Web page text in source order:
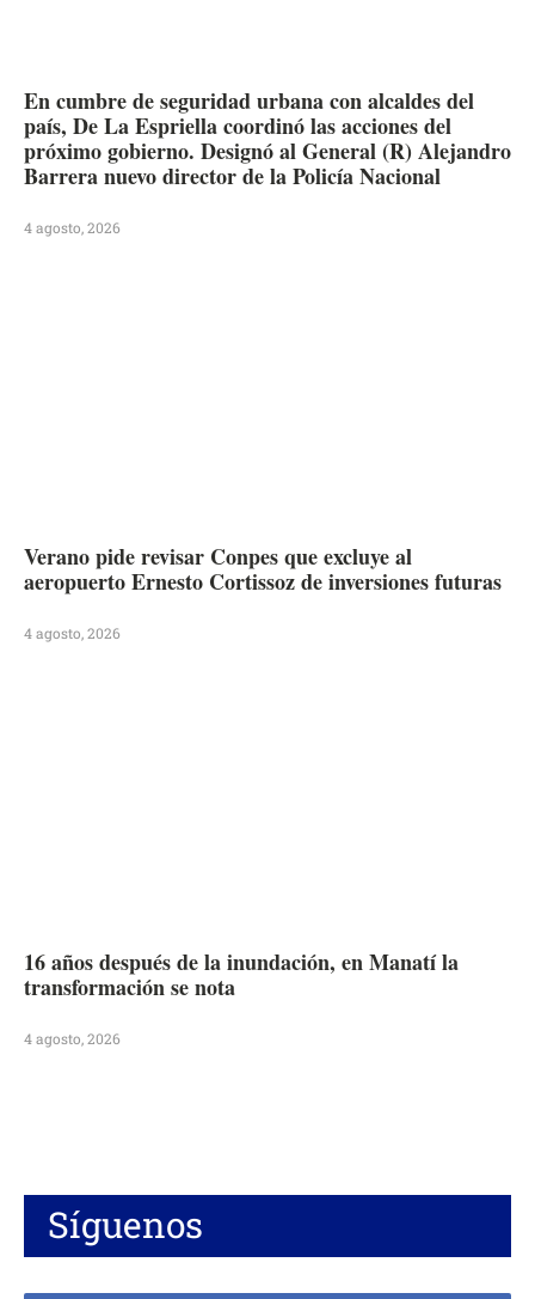
En cumbre de seguridad urbana con alcaldes del
país, De La Espriella coordinó las acciones del
próximo gobierno. Designó al General (R) Alejandro
Barrera nuevo director de la Policía Nacional
4 agosto, 2026
Verano pide revisar Conpes que excluye al
aeropuerto Ernesto Cortissoz de inversiones futuras
4 agosto, 2026
16 años después de la inundación, en Manatí la
transformación se nota
4 agosto, 2026
Síguenos